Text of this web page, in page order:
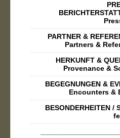
PARTNER &
Partners &
HERKUNFT &
Provenance &
BEGEGNUNGEN &
Encounters &
BESONDERHEITEN /